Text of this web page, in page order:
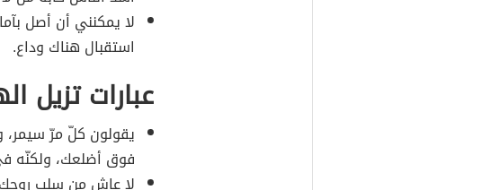
لا يمكنني أن أصل
استقبال هناك وداع.
عبارات تزيل
يقولون كلّ مرّ
فوق أضلعك، ولكنّه
لا عاش من سلب